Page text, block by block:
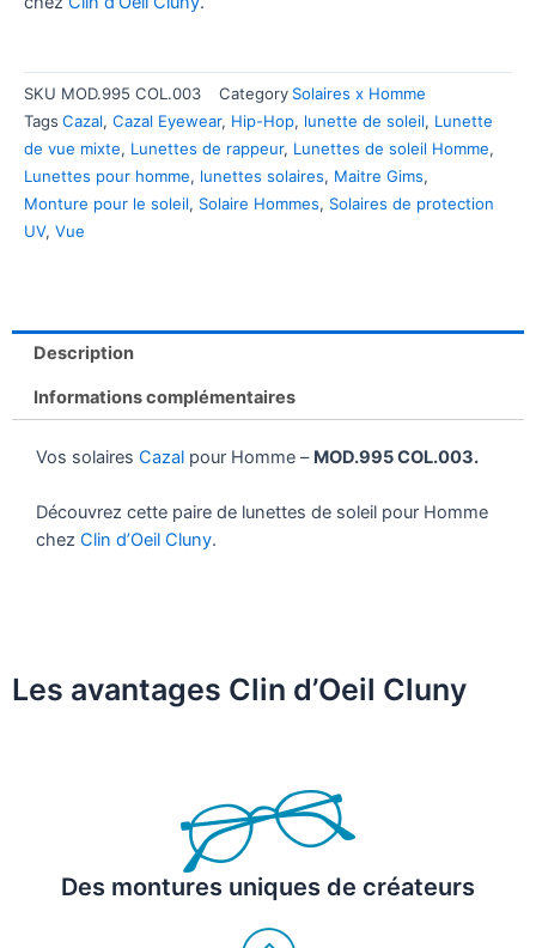
SKU MOD.995 COL.003 Category Solaires x Homme
Tags Cazal, Cazal Eyewear, Hip-Hop, lunette de soleil, Lunette
de vue mixte, Lunettes de rappeur, Lunettes de soleil Homme,
Lunettes pour homme, lunettes solaires, Maitre Gims,
Monture pour le soleil, Solaire Hommes, Solaires de protection
UV, Vue
Description
Informations complémentaires
Vos solaires Cazal pour Homme – MOD.995 COL.003.
Découvrez cette paire de lunettes de soleil pour Homme
chez Clin d’Oeil Cluny.
Les avantages Clin d’Oeil Cluny
Des montures uniques de créateurs